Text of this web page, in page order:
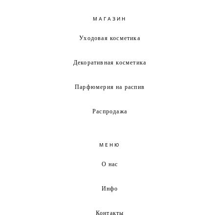
МАГАЗИН
Уходовая косметика
Декоративная косметика
Парфюмерия на распив
Распродажа
МЕНЮ
О нас
Инфо
Контакты